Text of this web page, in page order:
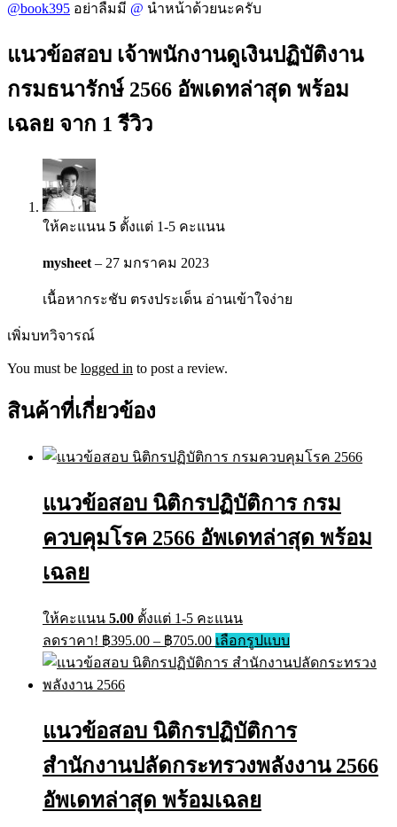
@book395 อย่าลืมมี @ นำหน้าด้วยนะครับ
แนวข้อสอบ เจ้าพนักงานดูเงินปฏิบัติงาน
กรมธนารักษ์ 2566 อัพเดทล่าสุด พร้อม
เฉลย จาก 1 รีวิว
ให้คะแนน 5 ตั้งแต่ 1-5 คะแนน
mysheet – 27 มกราคม 2023
เนื้อหากระชับ ตรงประเด็น อ่านเข้าใจง่าย
เพิ่มบทวิจารณ์
You must be logged in to post a review.
สินค้าที่เกี่ยวข้อง
แนวข้อสอบ นิติกรปฏิบัติการ กรม
ควบคุมโรค 2566 อัพเดทล่าสุด พร้อม
เฉลย
ให้คะแนน 5.00 ตั้งแต่ 1-5 คะแนน
ลดราคา! ฿395.00 – ฿705.00 เลือกรูปแบบ
แนวข้อสอบ นิติกรปฏิบัติการ
สำนักงานปลัดกระทรวงพลังงาน 2566
อัพเดทล่าสุด พร้อมเฉลย